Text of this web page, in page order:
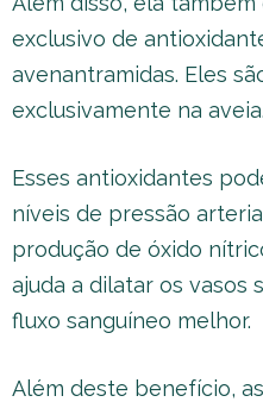
exclusivo de
avenantramidas. Eles
exclusivamente na aveia.
Esses antioxidantes
níveis de pressão
produção de óxido
ajuda a dilatar os vasos
fluxo sanguíneo melhor.
Além deste benefício,